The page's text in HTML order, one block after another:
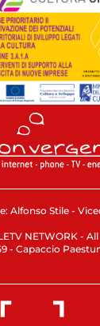
Alfonso Stile -
NETWORK -
- Capaccio